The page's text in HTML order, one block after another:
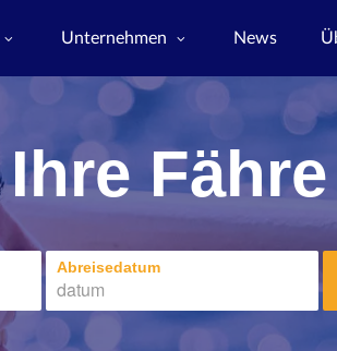
Unternehmen News
Fähre
Abreisedatum